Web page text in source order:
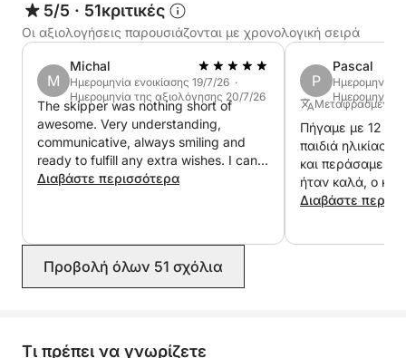
5/5 · 51κριτικές
Οι αξιολογήσεις παρουσιάζονται με χρονολογική σειρά
M
Michal
Ημερομηνία ενοικίασης 19/7/26 ·
Ημερομηνία της αξιολόγησης 20/7/26
The skipper was nothing short of
awesome. Very understanding,
communicative, always smiling and
ready to fulfill any extra wishes. I can
wholeheartedly recommend for anyone
Διαβάστε περισσότερα
P
Pascal
Ημερομηνία
Ημερομηνία
Μεταφρασμένο
Πήγαμε με 12
παιδιά ηλικίας
και περάσαμε μια
ήταν καλά, ο
Stipe
Διαβάστε
Προβολή όλων 51 σχόλια
Τι πρέπει να γνωρίζετε